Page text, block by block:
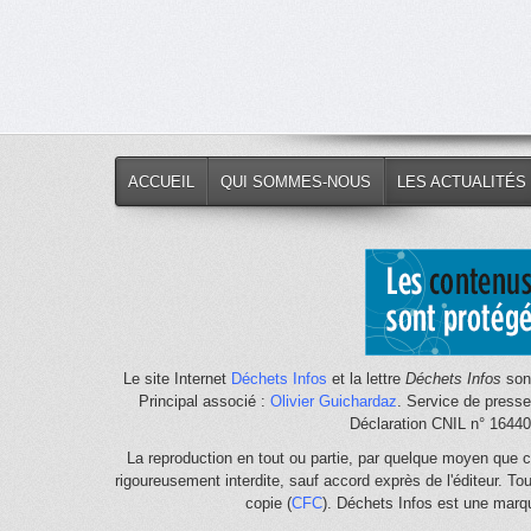
ACCUEIL QUI SOMMES-NOUS LES ACTUALITÉS
Le site Internet Déchets Infos et la lettre Déchets Infos
Principal associé : Olivier Guichardaz . Service de
Déclaration CNIL n°
La reproduction en tout ou partie, par quelque moyen
rigoureusement interdite, sauf accord exprès de l'éditeur.
copie (CFC). Déchets Infos est une